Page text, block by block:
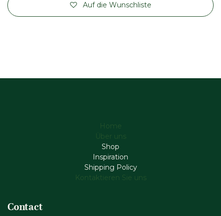
Auf die Wunschliste
Home
Über uns
Shop
Inspiration
Shipping Policy
Kontaktieren Sie uns
Contact